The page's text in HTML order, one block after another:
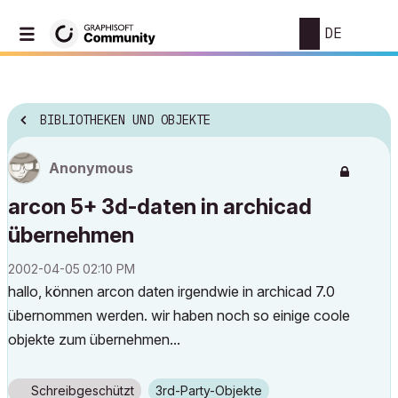
DE
BIBLIOTHEKEN UND OBJEKTE
Anonymous
arcon 5+ 3d-daten in archicad
übernehmen
‎2002-04-05 02:10 PM
hallo, können arcon daten irgendwie in archicad 7.0
übernommen werden. wir haben noch so einige coole
objekte zum übernehmen...
Schreibgeschützt 3rd-Party-Objekte